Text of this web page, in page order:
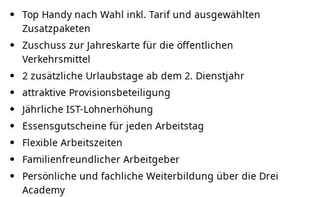
Top Handy nach Wahl inkl. Tarif und ausgewählten
Zusatzpaketen
Zuschuss zur Jahreskarte für die öffentlichen
Verkehrsmittel
2 zusätzliche Urlaubstage ab dem 2. Dienstjahr
attraktive Provisionsbeteiligung
Jährliche IST-Lohnerhöhung
Essensgutscheine für jeden Arbeitstag
Flexible Arbeitszeiten
Familienfreundlicher Arbeitgeber
Persönliche und fachliche Weiterbildung über die Drei
Academy